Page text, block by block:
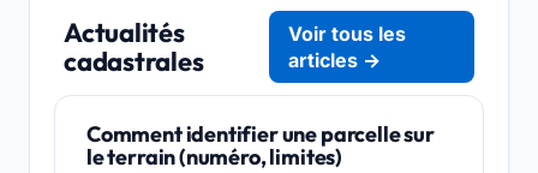
Actualités
cadastrales
Voir tous les
articles →
Comment identifier une parcelle sur
le terrain (numéro, limites)